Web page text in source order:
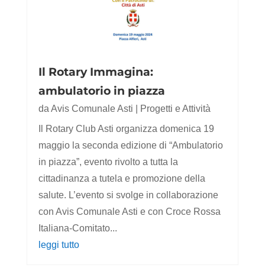
Il Rotary Immagina:
ambulatorio in piazza
daAvis Comunale Asti
Progetti e Attività
Il Rotary Club Asti organizza domenica 19
maggio la seconda edizione di “Ambulatorio
in piazza”, evento rivolto a tutta la
cittadinanza a tutela e promozione della
salute. L’evento si svolge in collaborazione
con Avis Comunale Asti e con Croce Rossa
Italiana-Comitato...
leggi tutto